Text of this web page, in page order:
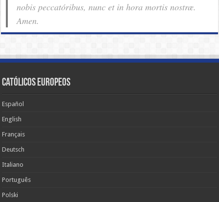
nobis pec­ca­tóribus, nunc et in hora mortis nostræ.
Amen.
Católicos Europeos
Español
English
Français
Deutsch
Italiano
Português
Polski